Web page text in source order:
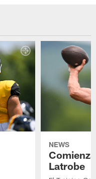
NEWS
Latrobe